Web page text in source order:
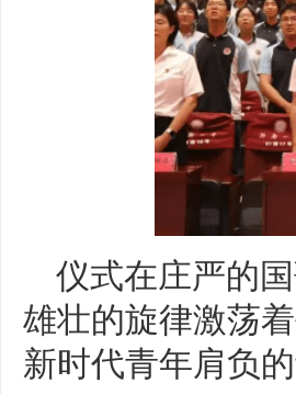
仪式在庄严的
雄壮的旋律激荡
新时代青年肩负